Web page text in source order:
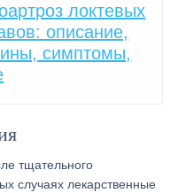
локтевых
описание,
симптомы,
тщательного
случаях лекарственные